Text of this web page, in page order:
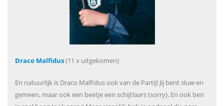
Draco Malfidus(11 x uitgekomen)
En natuurlijk is Draco Malfidus ook van de Partij! Jij bent sluw en
gemeen, maar ook een beetje een schijtlaars (sorry). En ook ben